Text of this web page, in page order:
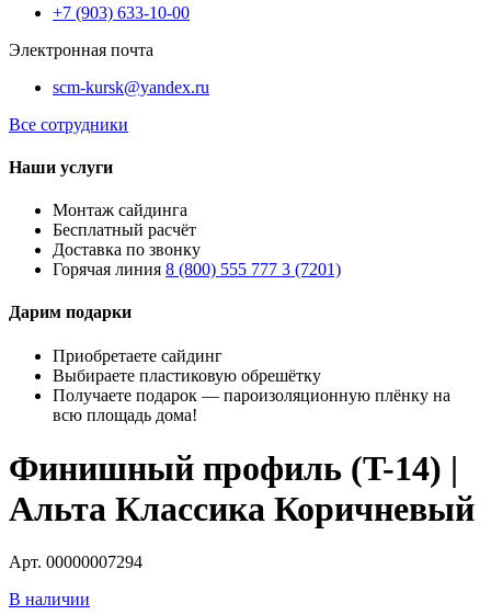
+7 (903) 633-10-00
Электронная почта
scm-kursk@yandex.ru
Все сотрудники
Наши услуги
Монтаж сайдинга
Бесплатный расчёт
Доставка по звонку
Горячая линия 8 (800) 555 777 3 (7201)
Дарим подарки
Приобретаете сайдинг
Выбираете пластиковую обрешётку
Получаете подарок — пароизоляционную плёнку на
всю площадь дома!
Финишный профиль (T-14) |
Альта Классика Коричневый
Арт. 00000007294
В наличии